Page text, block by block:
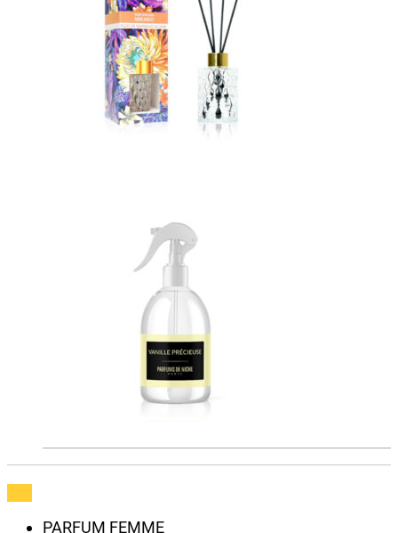
PARFUM FEMME